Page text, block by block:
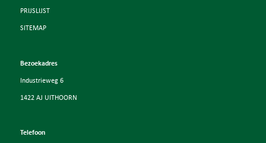
PRIJSLIJST
SITEMAP
Bezoekadres
Industrieweg 6
1422 AJ UITHOORN
Telefoon